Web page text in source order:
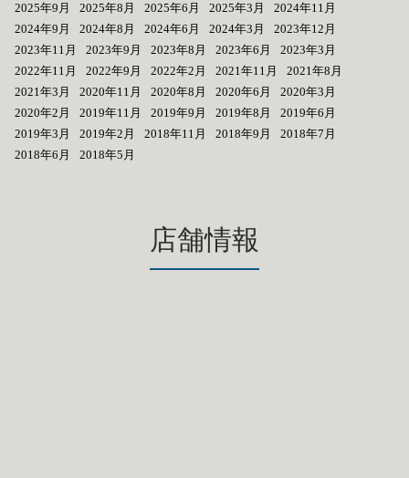
2025年9月
2025年8月 2025年6月 2025年3月
2024年11月
2024年9月
2024年8月 2024年6月 2024年3月
2023年12月
2023年11月
2023年9月 2023年8月 2023年6月
2023年3月
2022年11月
2022年9月 2022年2月 2021年11月
2021年8月
2021年3月
2020年11月 2020年8月 2020年6月
2020年3月
2020年2月
2019年11月 2019年9月 2019年8月
2019年6月
2019年3月
2019年2月 2018年11月 2018年9月
2018年7月
2018年6月
2018年5月
店舗情報